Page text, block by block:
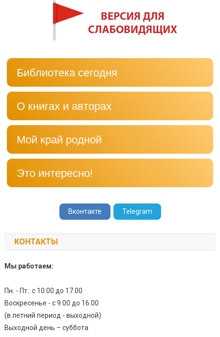
Библиотека сегодня
О книгах и авторах
Мой край родной
Это интересно!
Вконтакте Telegram
КОНТАКТЫ
Мы работаем:
Пн. - Пт.: с 10.00 до 17.00
Воскресенье - с 9.00 до 16.00
(в летний период - выходной)
Выходной день – суббота